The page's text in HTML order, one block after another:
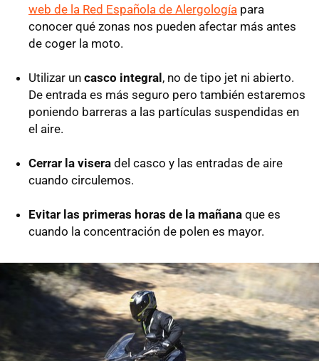
web de la Red Española de Alergología para
conocer qué zonas nos pueden afectar más antes
de coger la moto.
Utilizar un casco integral, no de tipo jet ni abierto.
De entrada es más seguro pero también estaremos
poniendo barreras a las partículas suspendidas en
el aire.
Cerrar la visera del casco y las entradas de aire
cuando circulemos.
Evitar las primeras horas de la mañana que es
cuando la concentración de polen es mayor.